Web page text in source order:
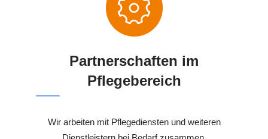
Partnerschaften im
Pflegebereich
Wir arbeiten mit Pflegediensten und weiteren